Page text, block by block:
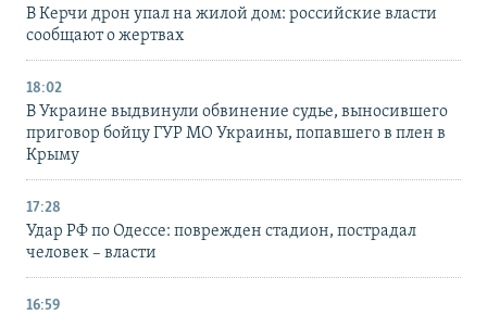
В Керчи дрон упал на жилой дом: российские власти
сообщают о жертвах
18:02
В Украине выдвинули обвинение судье, выносившего
приговор бойцу ГУР МО Украины, попавшего в плен в
Крыму
17:28
Удар РФ по Одессе: поврежден стадион, пострадал
человек – власти
16:59